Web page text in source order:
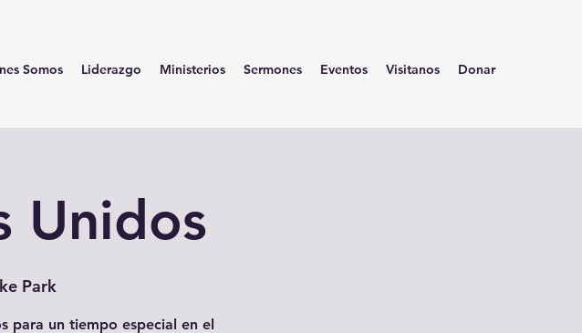
Somos Liderazgo Ministerios Sermones Eventos Visitanos Donar
Unidos
Park
para un tiempo especial en el